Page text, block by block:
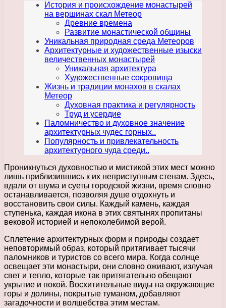
История и происхождение монастырей
на вершинах скал Метеор
Древние времена
Развитие монастической общины
Уникальная природная среда Метеоров
Архитектурные и художественные изыски
величественных монастырей
Уникальная архитектура
Художественные сокровища
Жизнь и традиции монахов в скалах
Метеор
Духовная практика и регулярность
Труд и усердие
Паломничество и духовное значение
архитектурных чудес горных..
Популярность и привлекательность
архитектурного чуда среди..
Проникнуться духовностью и мистикой этих мест можно
лишь приблизившись к их неприступным стенам. Здесь,
вдали от шума и суеты городской жизни, время словно
останавливается, позволяя душе отдохнуть и
восстановить свои силы. Каждый камень, каждая
ступенька, каждая икона в этих святынях пропитаны
вековой историей и непоколебимой верой.
Сплетение архитектурных форм и природы создает
неповторимый образ, который притягивает тысячи
паломников и туристов со всего мира. Когда солнце
освещает эти монастыри, они словно оживают, излучая
свет и тепло, которые так притягательно обещают
укрытие и покой. Восхитительные виды на окружающие
горы и долины, покрытые туманом, добавляют
загадочности и волшебства этим местам.